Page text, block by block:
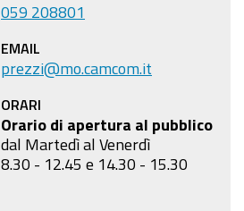
059 208801
EMAIL
prezzi@mo.camcom.it
ORARI
Orario di apertura al pubblico
dal Martedì al Venerdì
8.30 - 12.45 e 14.30 - 15.30